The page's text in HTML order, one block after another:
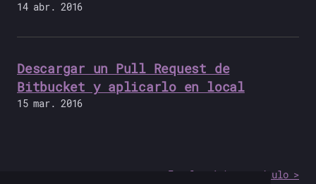
14 abr. 2016
Descargar un Pull Request de
Bitbucket y aplicarlo en local
15 mar. 2016
En el próximo capítulo >